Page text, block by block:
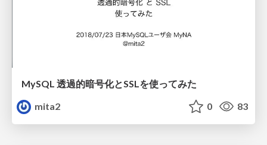
MySQL 透過的暗号化とSSLを使ってみた
mita2
0 83